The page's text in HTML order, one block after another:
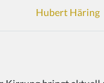
Hubert Häring